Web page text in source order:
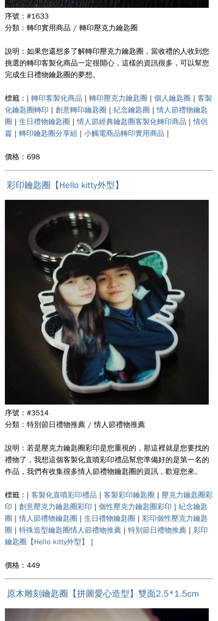
序號 : #1633
分類 : 轉印實用商品 / 轉印壓克力鑰匙圈
說明 : 如果您還想多了解轉印壓克力鑰匙圈，當收禮的人收到您
挑選的轉印客製化商品一定很開心，這樣的資訊很多，可以幫您
完成生日禮物鑰匙圈的夢想。
標籤 : | 轉印客製化商品 | 轉印壓克力鑰匙圈 | 個人鑰匙圈 | 客製
化鑰匙圈轉印 | 創意轉印鑰匙圈 | 紀念鑰匙圈 |情人節禮物鑰匙
圈 | 生日禮物鑰匙圈 |情人節經典鑰匙圈客製化轉印商品 |情侶
篇 | 轉印鑰匙圈分享組 | 小觸電商品轉印實用商品 |
價格 : 698
彩印鑰匙圈【Hello kitty外型】
序號 : #3514
分類 : 特別節日禮物推薦 / 情人節禮物推薦
說明 : 若是壓克力鑰匙圈彩印是您重視的，那這裡就是您要找的
禮物了，我想這個客製化直噴彩印禮品幫您準備好的是第一名的
作品，我們有收集很多情人節禮物鑰匙圈的資訊，歡迎您來。
標籤 : | 客製化直噴彩印禮品 | 客製彩印鑰匙圈 | 壓克力鑰匙圈彩
印 | 創意壓克力鑰匙圈彩印 | 個性壓克力鑰匙圈彩印 | 紀念鑰匙
圈 |情人節禮物鑰匙圈 | 生日禮物鑰匙圈 | 彩印個性壓克力鑰匙
圈 | 特殊造型鑰匙圈情人節禮物推薦 | 特別節日禮物推薦 | 彩印
鑰匙圈【Hello kitty外型】
|
價格 : 449
原木雕刻鑰匙圈【拼圖愛心造型】雙面2.5*1.5cm